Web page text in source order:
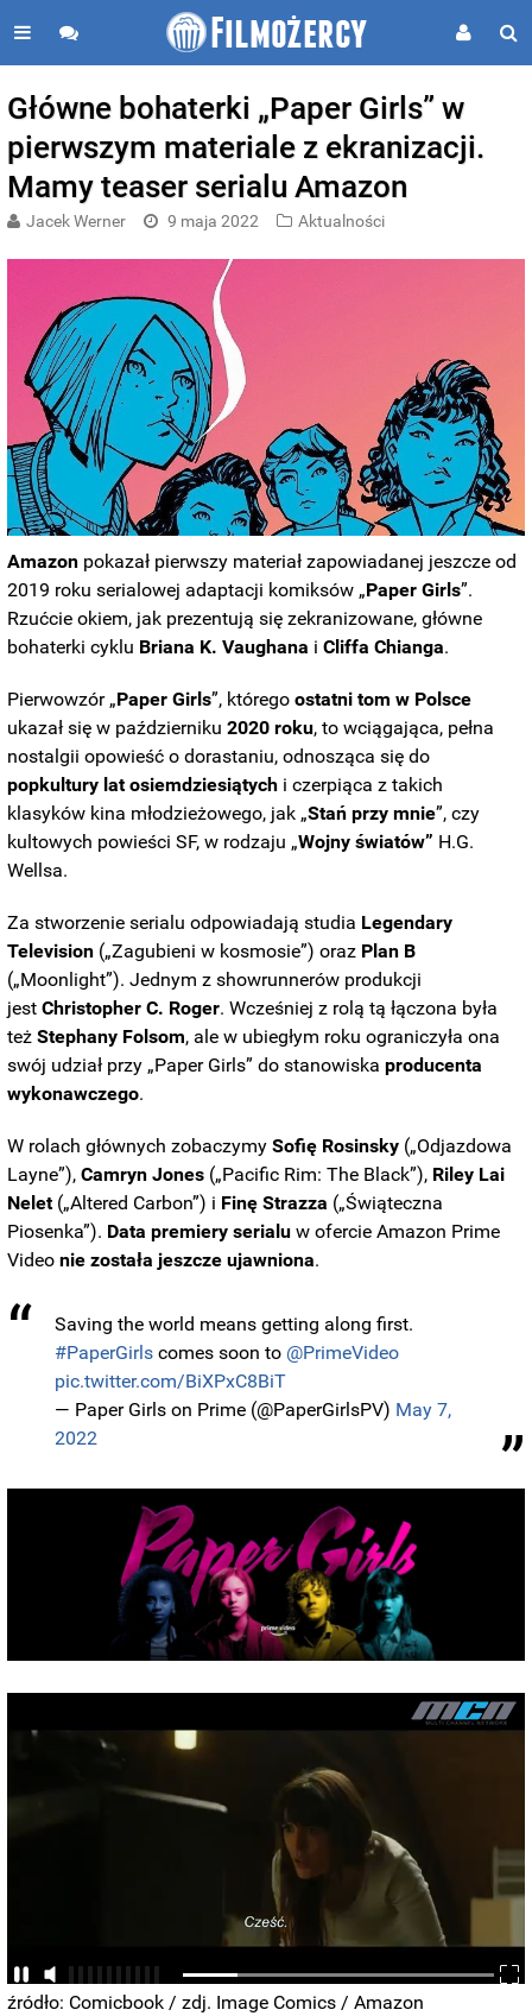
Główne bohaterki „Paper Girls” w
pierwszym materiale z ekranizacji.
Mamy teaser serialu Amazon
Jacek Werner 9 maja 2022 Aktualności
Amazon pokazał pierwszy materiał zapowiadanej jeszcze od
2019 roku serialowej adaptacji komiksów „Paper Girls”.
Rzućcie okiem, jak prezentują się zekranizowane, główne
bohaterki cyklu Briana K. Vaughana iCliffa Chianga.
Pierwowzór „Paper Girls”, któregoostatni tom w Polsce
ukazał się w październiku 2020 roku, to wciągająca, pełna
nostalgii opowieść o dorastaniu, odnosząca się do
popkultury lat osiemdziesiątych i czerpiąca z takich
klasyków kina młodzieżowego, jak „Stań przy mnie”, czy
kultowych powieści SF, w rodzaju „Wojny światów” H.G.
Wellsa.
Za stworzenie serialu odpowiadają studia Legendary
Television („Zagubieni w kosmosie”) oraz Plan B
(„Moonlight”). Jednym z showrunnerów produkcji
jestChristopher C. Roger. Wcześniej z rolą tą łączona była
teżStephany Folsom, ale w ubiegłym roku ograniczyła ona
swój udział przy „Paper Girls” do stanowiskaproducenta
wykonawczego.
W rolach głównych zobaczymySofię Rosinsky („Odjazdowa
Layne”),Camryn Jones („Pacific Rim: The Black”), Riley Lai
Nelet(„Altered Carbon”) i Finę Strazza („Świąteczna
Piosenka”). Data premiery serialu w ofercie Amazon Prime
Videonie została jeszcze ujawniona.
Saving the world means getting along first.
#PaperGirls comes soon to @PrimeVideo
pic.twitter.com/BiXPxC8BiT
— Paper Girls on Prime (@PaperGirlsPV) May 7,
2022
źródło: Comicbook / zdj. Image Comics / Amazon